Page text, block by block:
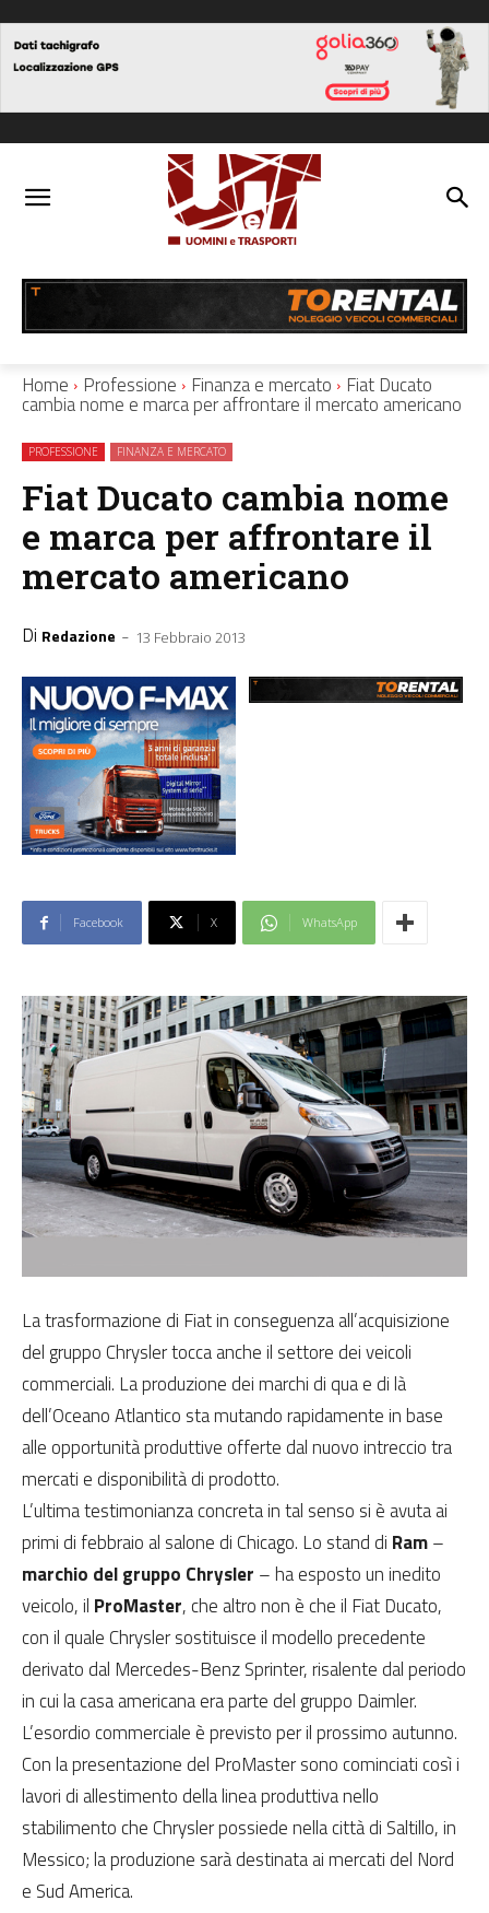
Home Professione Finanza e mercato Fiat Ducato
cambia nome e marca per affrontare il mercato americano
PROFESSIONE FINANZA E MERCATO
Fiat Ducato cambia nome
e marca per affrontare il
mercato americano
Di Redazione - 13 Febbraio 2013
Facebook X WhatsApp
La trasformazione di Fiat in conseguenza all’acquisizione
del gruppo Chrysler tocca anche il settore dei veicoli
commerciali. La produzione dei marchi di qua e di là
dell’Oceano Atlantico sta mutando rapidamente in base
alle opportunità produttive offerte dal nuovo intreccio tra
mercati e disponibilità di prodotto.
L’ultima testimonianza concreta in tal senso si è avuta ai
primi di febbraio al salone di Chicago. Lo stand di Ram–
marchio del gruppo Chrysler – ha esposto un inedito
veicolo, il ProMaster, che altro non è che il Fiat Ducato,
con il quale Chrysler sostituisce il modello precedente
derivato dal Mercedes-Benz Sprinter, risalente dal periodo
in cui la casa americana era parte del gruppo Daimler.
L’esordio commerciale è previsto per il prossimo autunno.
Con la presentazione del ProMaster sono cominciati così i
lavori di allestimento della linea produttiva nello
stabilimento che Chrysler possiede nella città di Saltillo, in
Messico; la produzione sarà destinata ai mercati del Nord
e Sud America.